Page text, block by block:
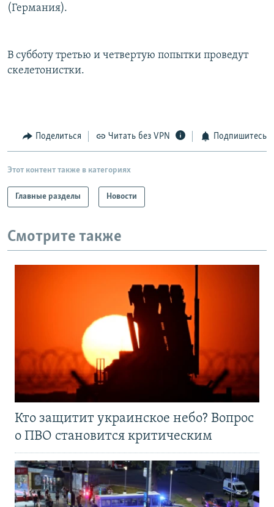
СОЦИАЛЬНЫЕ СЕТИ
(Германия).
В субботу третью и четвертую попытки проведут
скелетонистки.
Поделиться Читать без VPN Подпишитесь
Этот контент также в категориях
Главные разделы Новости
Смотрите также
Кто защитит украинское небо? Вопрос
о ПВО становится критическим